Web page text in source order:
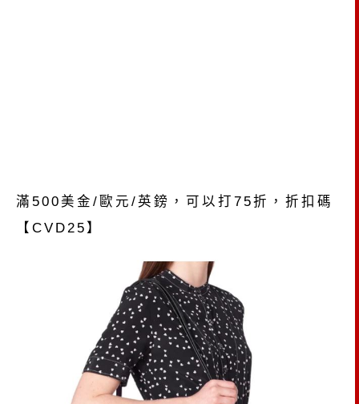
滿500美金/歐元/英鎊，可以打75折，折扣碼
【CVD25】